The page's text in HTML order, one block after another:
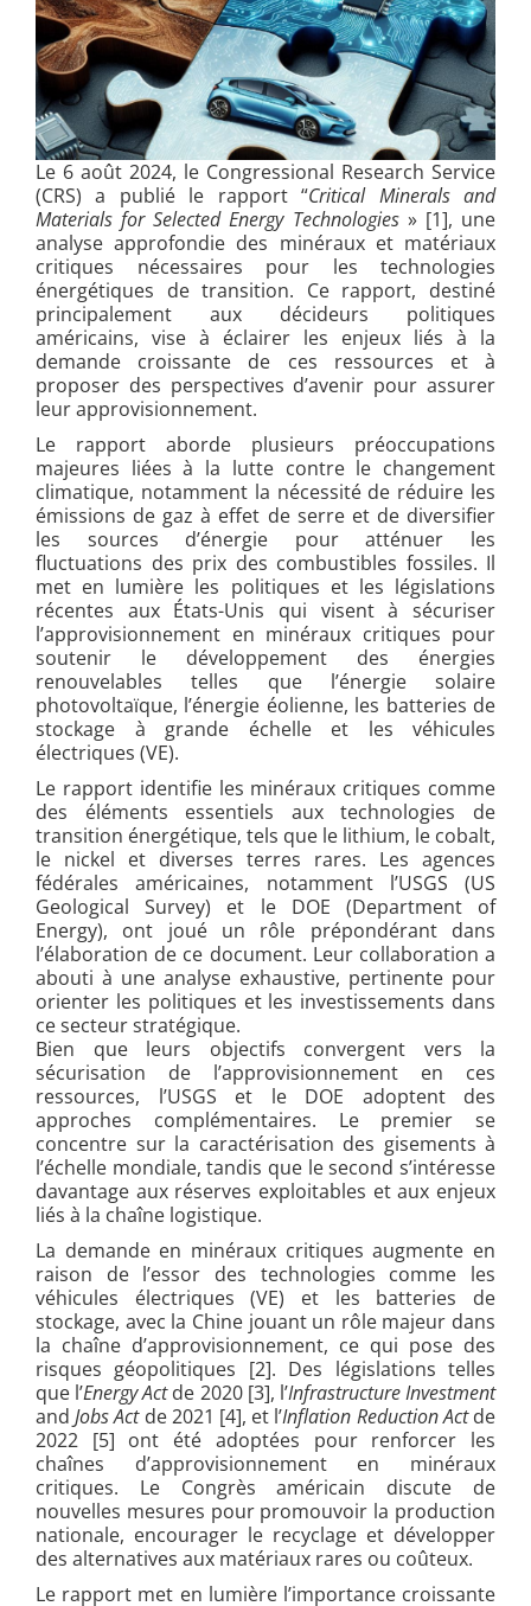
Le 6 août 2024, le Congressional Research Service
(CRS) a publié le rapport “Critical Minerals and
Materials for Selected Energy Technologies» [1], une
analyse approfondie des minéraux et matériaux
critiques nécessaires pour les technologies
énergétiques de transition. Ce rapport, destiné
principalement aux décideurs politiques
américains, vise à éclairer les enjeux liés à la
demande croissante de ces ressources et à
proposer des perspectives d’avenir pour assurer
leur approvisionnement.
Le rapport aborde plusieurs préoccupations
majeures liées à la lutte contre le changement
climatique, notamment la nécessité de réduire les
émissions de gaz à effet de serre et de diversifier
les sources d’énergie pour atténuer les
fluctuations des prix des combustibles fossiles. Il
met en lumière les politiques et les législations
récentes aux États-Unis qui visent à sécuriser
l’approvisionnement en minéraux critiques pour
soutenir le développement des énergies
renouvelables telles que l’énergie solaire
photovoltaïque, l’énergie éolienne, les batteries de
stockage à grande échelle et les véhicules
électriques (VE).
Le rapport identifie les minéraux critiques comme
des éléments essentiels aux technologies de
transition énergétique, tels que le lithium, le cobalt,
le nickel et diverses terres rares. Les agences
fédérales américaines, notamment l’USGS (US
Geological Survey) et le DOE (Department of
Energy), ont joué un rôle prépondérant dans
l’élaboration de ce document. Leur collaboration a
abouti à une analyse exhaustive, pertinente pour
orienter les politiques et les investissements dans
ce secteur stratégique.
Bien que leurs objectifs convergent vers la
sécurisation de l’approvisionnement en ces
ressources, l’USGS et le DOE adoptent des
approches complémentaires. Le premier se
concentre sur la caractérisation des gisements à
l’échelle mondiale, tandis que le second s’intéresse
davantage aux réserves exploitables et aux enjeux
liés à la chaîne logistique.
La demande en minéraux critiques augmente en
raison de l’essor des technologies comme les
véhicules électriques (VE) et les batteries de
stockage, avec la Chine jouant un rôle majeur dans
la chaîne d’approvisionnement, ce qui pose des
risques géopolitiques [2]. Des législations telles
que l’Energy Actde 2020 [3], l’Infrastructure Investment
andJobs Actde 2021 [4], et l’Inflation Reduction Actde
2022 [5] ont été adoptées pour renforcer les
chaînes d’approvisionnement en minéraux
critiques. Le Congrès américain discute de
nouvelles mesures pour promouvoir la production
nationale, encourager le recyclage et développer
des alternatives aux matériaux rares ou coûteux.
Le rapport met en lumière l’importance croissante